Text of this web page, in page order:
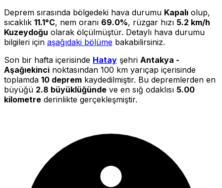
Deprem sırasında bölgedeki hava durumu Kapalı olup,
sıcaklık 11.1°C, nem oranı 69.0%, rüzgar hızı 5.2 km/h
Kuzeydoğu olarak ölçülmüştür. Detaylı hava durumu
bilgileri için aşağıdaki bölüme bakabilirsiniz.
Son bir hafta içerisinde Hatay şehri Antakya -
Aşağıekinci noktasından 100 km yarıçap içerisinde
toplamda 10 deprem kaydedilmiştir. Bu depremlerden en
büyüğü 2.8 büyüklüğünde ve en sığ odaklısı 5.00
kilometre derinlikte gerçekleşmiştir.